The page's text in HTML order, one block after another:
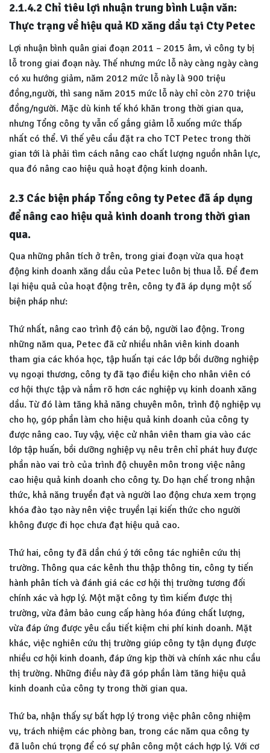
2.1.4.2 Chỉ tiêu lợi nhuận trung bình Luận văn:
Thực trạng về hiệu quả KD xăng dầu tại Cty Petec
Lợi nhuận bình quân giai đoạn 2011 – 2015 âm, vì công ty bị
lỗ trong giai đoạn này. Thế nhưng mức lỗ này càng ngày càng
có xu hướng giảm, năm 2012 mức lỗ này là 900 triệu
đồng,người, thì sang năm 2015 mức lỗ này chỉ còn 270 triệu
đồng/người. Mặc dù kinh tế khó khăn trong thời gian qua,
nhưng Tổng công ty vẫn cố gắng giảm lỗ xuống mức thấp
nhất có thể. Vì thế yêu cầu đặt ra cho TCT Petec trong thời
gian tới là phải tìm cách nâng cao chất lượng nguồn nhân lực,
qua đó nâng cao hiệu quả hoạt động kinh doanh.
2.3 Các biện pháp Tổng công ty Petec đã áp dụng
để nâng cao hiệu quả kinh doanh trong thời gian
qua.
Qua những phân tích ở trên, trong giai đoạn vừa qua hoạt
động kinh doanh xăng dầu của Petec luôn bị thua lỗ. Để đem
lại hiệu quả của hoạt động trên, công ty đã áp dụng một số
biện pháp như:
Thứ nhất, nâng cao trình độ cán bộ, người lao động. Trong
những năm qua, Petec đã cử nhiều nhân viên kinh doanh
tham gia các khóa học, tập huấn tại các lớp bồi dưỡng nghiệp
vụ ngoại thương, công ty đã tạo điều kiện cho nhân viên có
cơ hội thực tập và nắm rõ hơn các nghiệp vụ kinh doanh xăng
dầu. Từ đó làm tăng khả năng chuyên môn, trình độ nghiệp vụ
cho họ, góp phần làm cho hiệu quả kinh doanh của công ty
được nâng cao. Tuy vậy, việc cử nhân viên tham gia vào các
lớp tập huấn, bồi dưỡng nghiệp vụ nêu trên chỉ phát huy được
phần nào vai trò của trình độ chuyên môn trong việc nâng
cao hiệu quả kinh doanh cho công ty. Do hạn chế trong nhận
thức, khả năng truyền đạt và người lao động chưa xem trọng
khóa đào tạo này nên việc truyền lại kiến thức cho người
không được đi học chưa đạt hiệu quả cao.
Thứ hai, công ty đã dần chú ý tới công tác nghiên cứu thị
trường. Thông qua các kênh thu thập thông tin, công ty tiến
hành phân tích và đánh giá các cơ hội thị trường tương đối
chính xác và hợp lý. Một mặt công ty tìm kiếm được thị
trường, vừa đảm bảo cung cấp hàng hóa đúng chất lượng,
vừa đáp ứng được yêu cầu tiết kiệm chi phí kinh doanh. Mặt
khác, việc nghiên cứu thị trường giúp công ty tận dụng được
nhiều cơ hội kinh doanh, đáp ứng kịp thời và chính xác nhu cầu
thị trường. Những điều này đã góp phần làm tăng hiệu quả
kinh doanh của công ty trong thời gian qua.
Thứ ba, nhận thấy sự bất hợp lý trong việc phân công nhiệm
vụ, trách nhiệm các phòng ban, trong các năm qua công ty
đã luôn chú trọng để có sự phân công một cách hợp lý. Với cơ